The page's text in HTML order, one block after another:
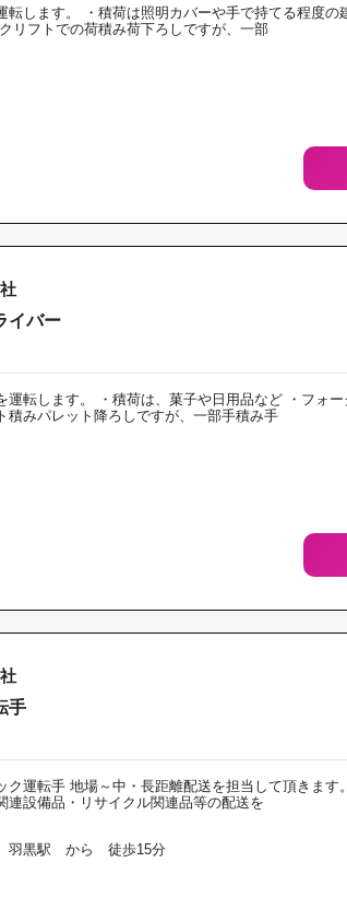
転します。 ・積荷は照明カバーや手で持てる程度の
リフトでの荷積み荷下ろしですが、一部
イバー
運転します。 ・積荷は、菓子や日用品など ・フォー
積みパレット降ろしですが、一部手積み手
手
ク運転手 地場～中・長距離配送を担当して頂きます
連設備品・リサイクル関連品等の配送を
羽黒駅 から 徒歩15分